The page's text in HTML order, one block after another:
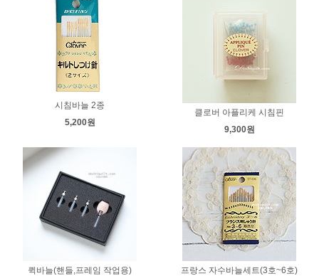
시침바늘 2종
5,200원
클로버 아플리케 시침핀
9,300원
퀵바늘(핸들,프레임 작업용)
프랑스 자수바늘세트(3호~6호)